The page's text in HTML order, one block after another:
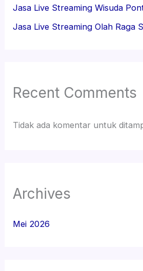
Jasa Live Streaming Wisuda
Jasa Live Streaming Olah Raga
Recent Comments
Tidak ada komentar untuk
Archives
Mei 2026